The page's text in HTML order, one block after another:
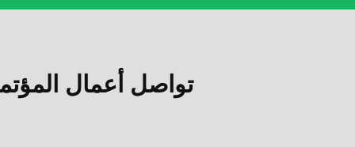
تواصل أعمال